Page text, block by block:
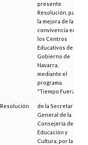
presente
Resolución, para
la mejora de la
convivencia en
los Centros
Educativos de
Gobierno de
Navarra,
mediante el
programa
"Tiempo Fuera"
Resolución
de la Secretaria
General de la
Consejería de
Educación y
Cultura, por la